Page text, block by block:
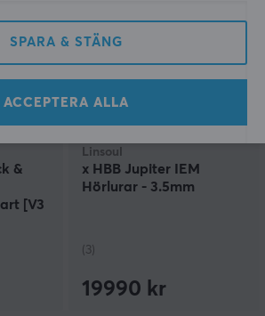
&
[V3
Linsoul
x HBB Jupiter IEM
Hörlurar - 3.5mm
(3)
19990 kr
SPARA & STÄNG
ACCEPTERA ALLA